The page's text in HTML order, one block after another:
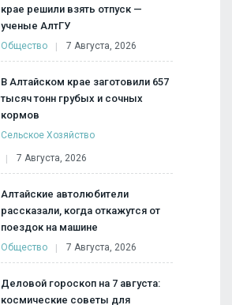
крае решили взять отпуск —
ученые АлтГУ
Общество 7 Августа, 2026
В Алтайском крае заготовили 657
тысяч тонн грубых и сочных
кормов
Сельское Хозяйство
7 Августа, 2026
Алтайские автолюбители
рассказали, когда откажутся от
поездок на машине
Общество 7 Августа, 2026
Деловой гороскоп на 7 августа:
космические советы для